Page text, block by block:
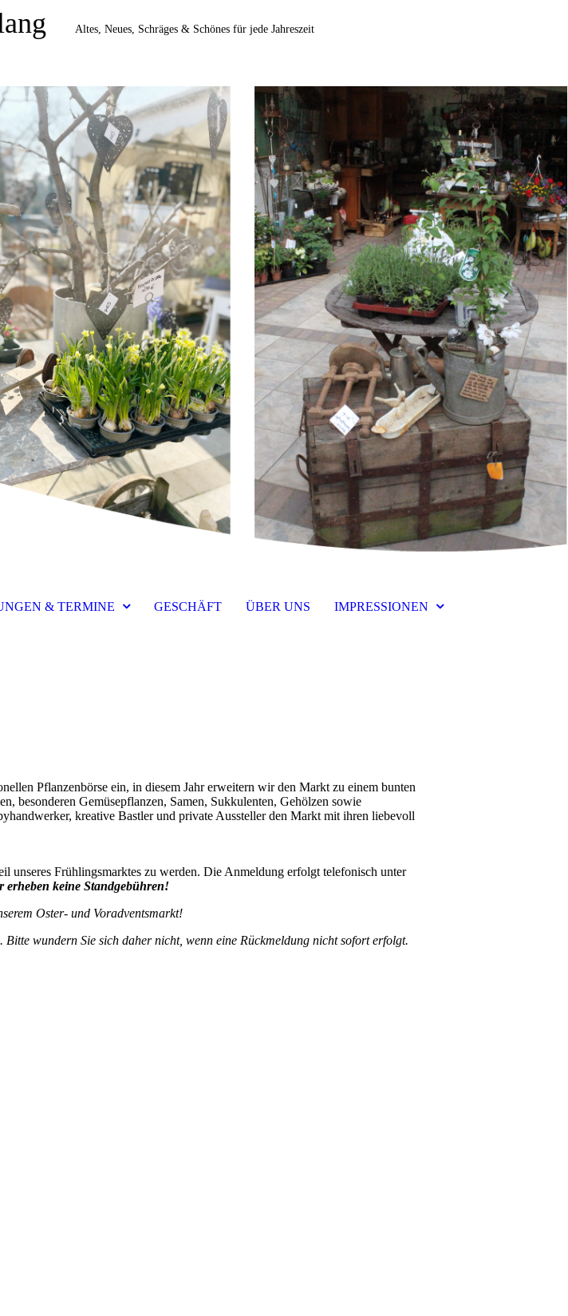
Altes, Neues, Schräges & Schönes für jede Jahreszeit
& TERMINE GESCHÄFT ÜBER UNS IMPRESSIONEN
Pflanzenbörse ein, in diesem Jahr erweitern wir den Markt zu einem bunten
besonderen Gemüsepflanzen, Samen, Sukkulenten, Gehölzen sowie
kreative Bastler und private Aussteller den Markt mit ihren liebevoll
unseres Frühlingsmarktes zu werden. Die Anmeldung erfolgt telefonisch unter
erheben keine Standgebühren!
Oster- und Voradventsmarkt!
wundern Sie sich daher nicht, wenn eine Rückmeldung nicht sofort erfolgt.